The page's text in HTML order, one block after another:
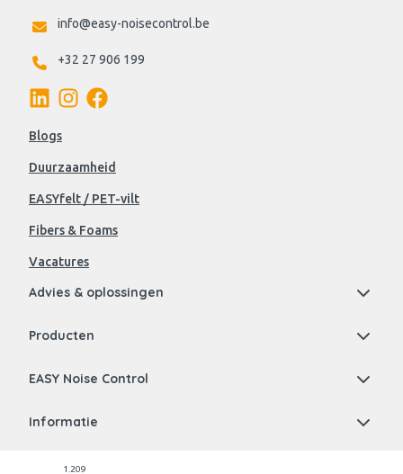
info@easy-noisecontrol.be
+32 27 906 199
Blogs
Duurzaamheid
EASYfelt / PET-vilt
Fibers & Foams
Vacatures
Advies & oplossingen
Producten
EASY Noise Control
Informatie
1.209